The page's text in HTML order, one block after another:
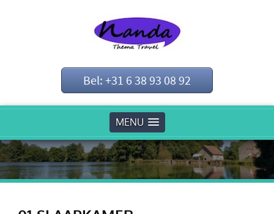
Bel: +31 6 38 93 08 92
MENU